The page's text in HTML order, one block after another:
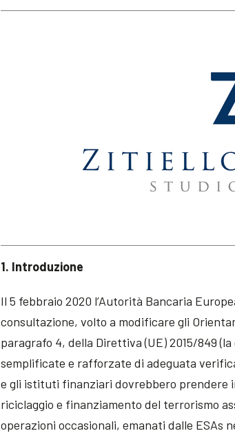
1. Introduzione
Il 5 febbraio 2020 l’Autorità Bancaria
consultazione, volto a modificare gli
paragrafo 4, della Direttiva (UE) 2015/849
semplificate e rafforzate di adeguata
e gli istituti finanziari dovrebbero prendere
riciclaggio e finanziamento del terrorismo
operazioni occasionali, emanati dalle ESAs